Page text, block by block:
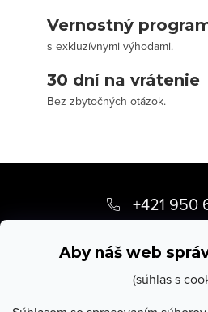
Aby náš web
(súhlas s
Vernostný
s exkluzívnymi výhodami.
30 dní na vrátenie
Bez zbytočných otázok.
p
+421 950